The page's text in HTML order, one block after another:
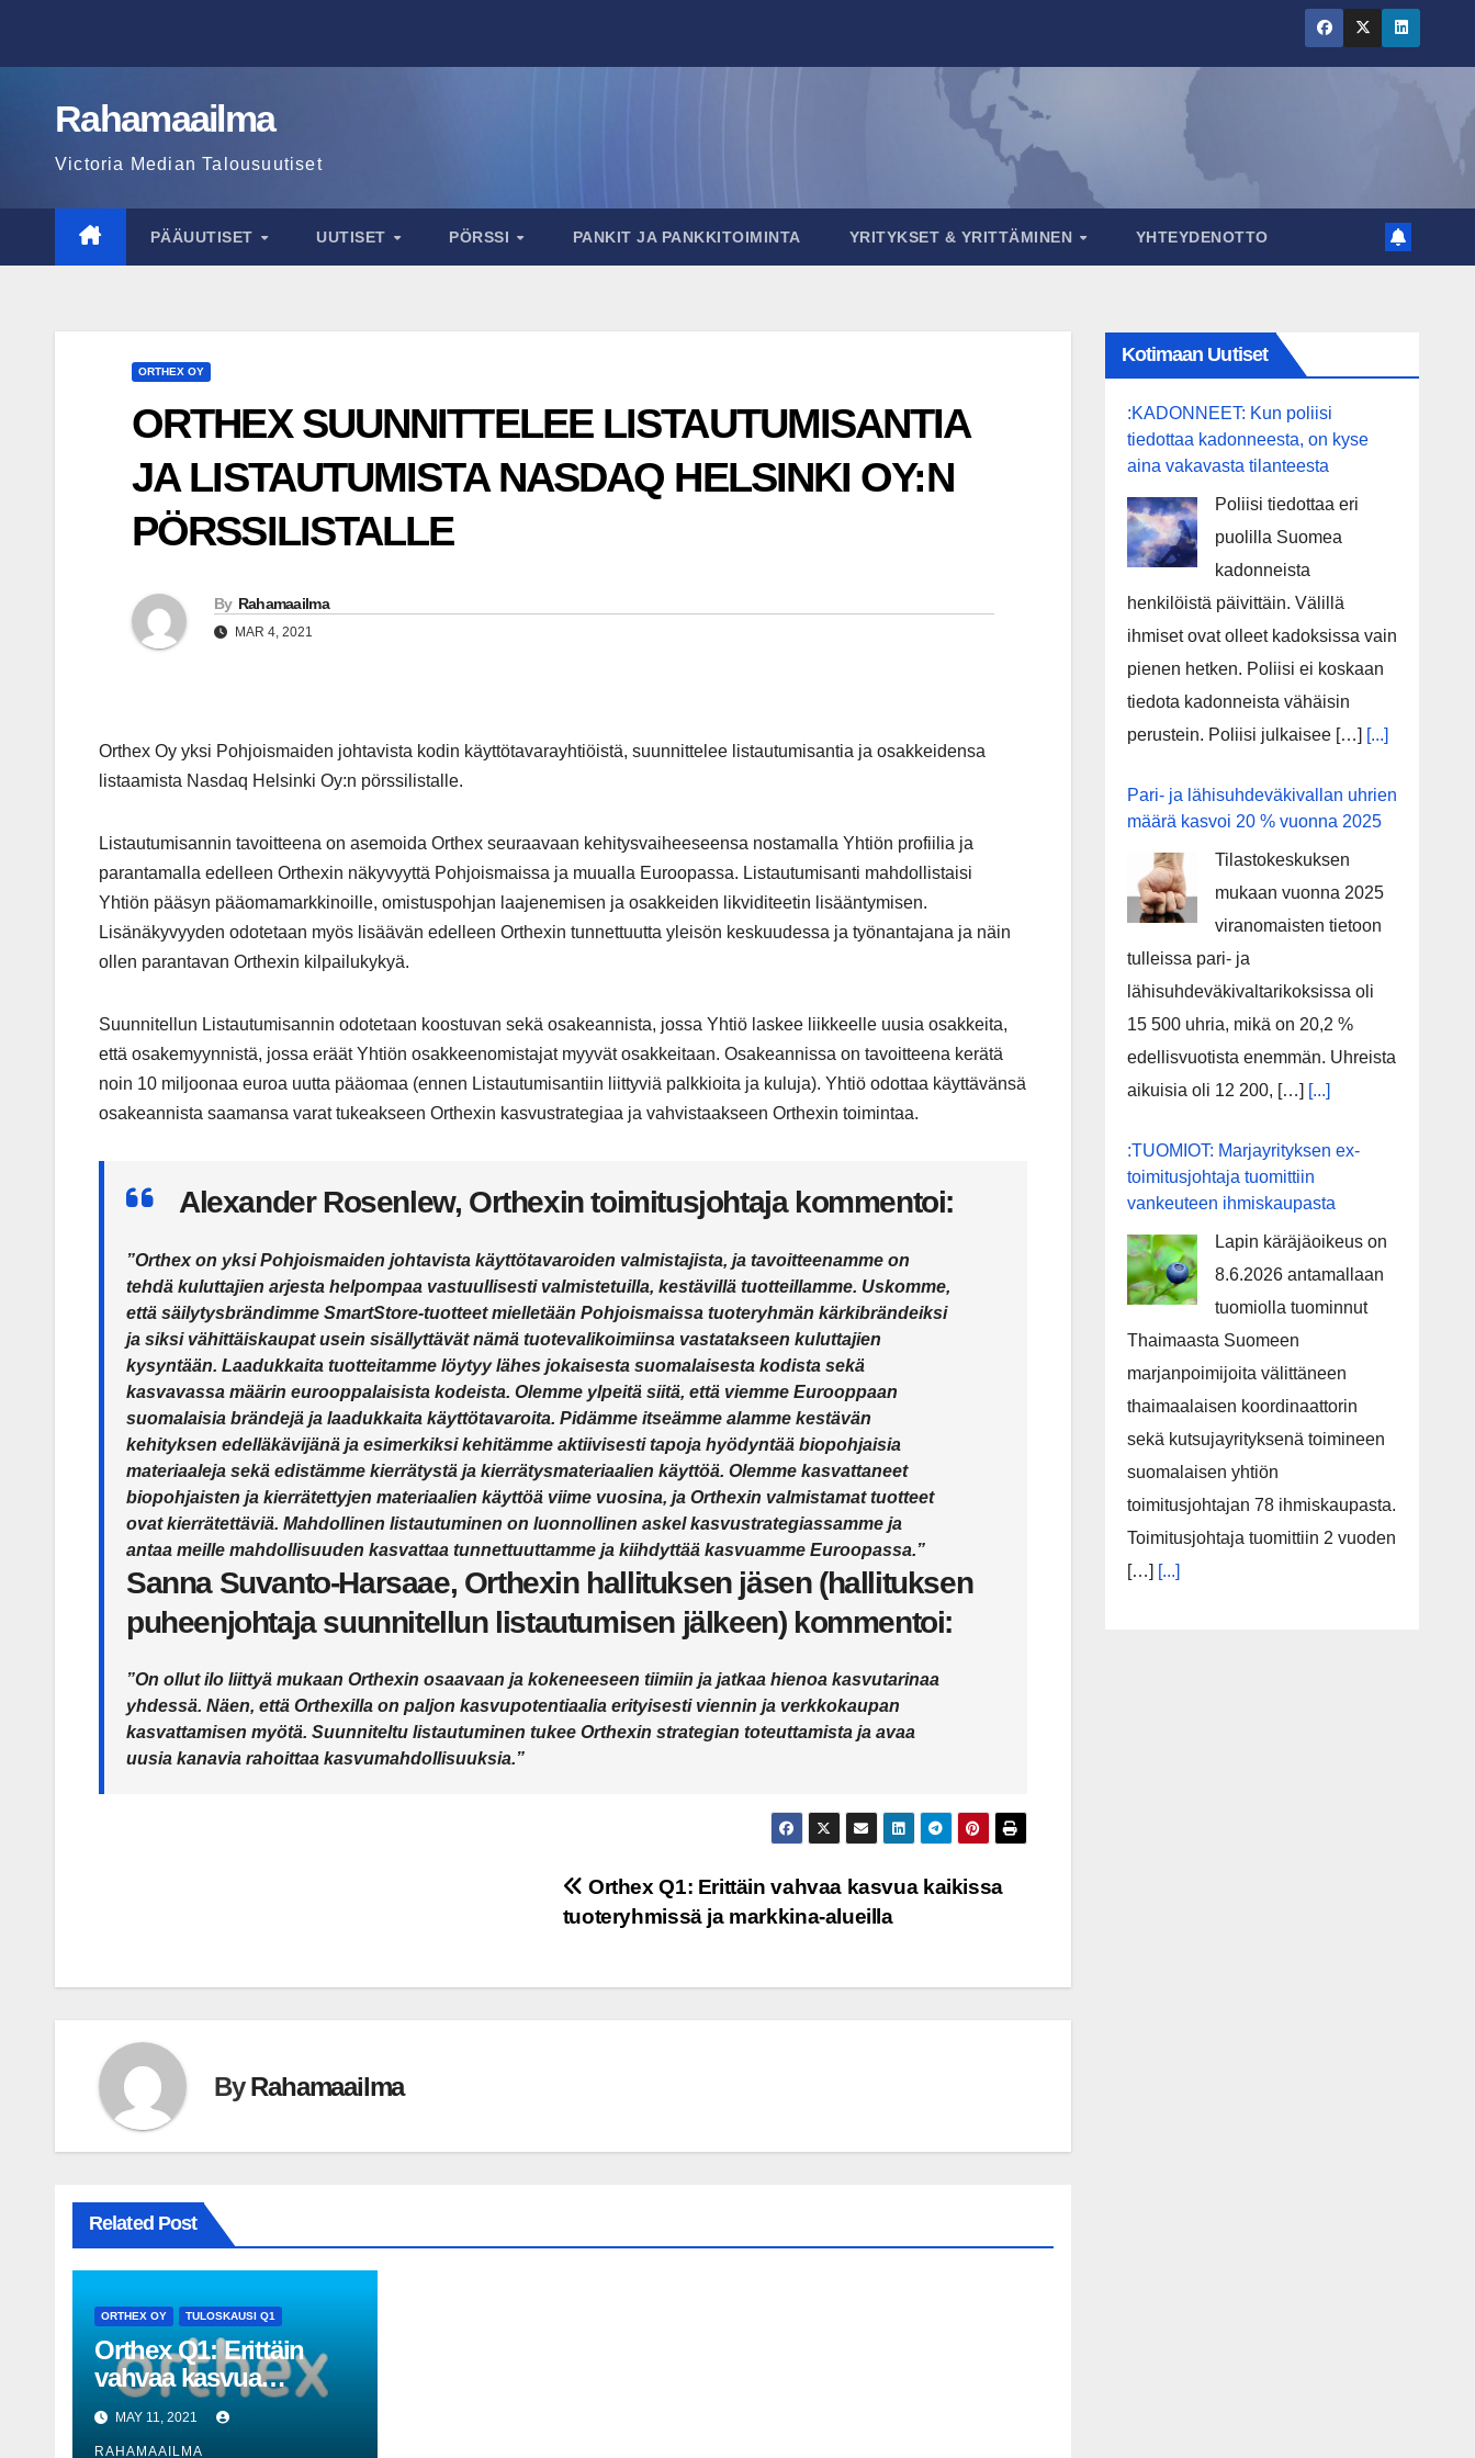
Rahamaailma
Victoria Median Talousuutiset
PÄÄUUTISET UUTISET PÖRSSI PANKIT JA PANKKITOIMINTA YRITYKSET & YRITTÄMINEN YHTEYDENOTTO
ORTHEX OY
ORTHEX SUUNNITTELEE LISTAUTUMISANTIA
JA LISTAUTUMISTA NASDAQ HELSINKI OY:N
PÖRSSILISTALLE
By Rahamaailma
MAR 4, 2021
Orthex Oy yksi Pohjoismaiden johtavista kodin käyttötavarayhtiöistä, suunnittelee listautumisantia ja osakkeidensa
listaamista Nasdaq Helsinki Oy:n pörssilistalle.
Listautumisannin tavoitteena on asemoida Orthex seuraavaan kehitysvaiheeseensa nostamalla Yhtiön profiilia ja
parantamalla edelleen Orthexin näkyvyyttä Pohjoismaissa ja muualla Euroopassa. Listautumisanti mahdollistaisi
Yhtiön pääsyn pääomamarkkinoille, omistuspohjan laajenemisen ja osakkeiden likviditeetin lisääntymisen.
Lisänäkyvyyden odotetaan myös lisäävän edelleen Orthexin tunnettuutta yleisön keskuudessa ja työnantajana ja näin
ollen parantavan Orthexin kilpailukykyä.
Suunnitellun Listautumisannin odotetaan koostuvan sekä osakeannista, jossa Yhtiö laskee liikkeelle uusia osakkeita,
että osakemyynnistä, jossa eräät Yhtiön osakkeenomistajat myyvät osakkeitaan. Osakeannissa on tavoitteena kerätä
noin 10 miljoonaa euroa uutta pääomaa (ennen Listautumisantiin liittyviä palkkioita ja kuluja). Yhtiö odottaa käyttävänsä
osakeannista saamansa varat tukeakseen Orthexin kasvustrategiaa ja vahvistaakseen Orthexin toimintaa.
Alexander Rosenlew, Orthexin toimitusjohtaja kommentoi:
”Orthex on yksi Pohjoismaiden johtavista käyttötavaroiden valmistajista, ja tavoitteenamme on
tehdä kuluttajien arjesta helpompaa vastuullisesti valmistetuilla, kestävillä tuotteillamme. Uskomme,
että säilytysbrändimme SmartStore-tuotteet mielletään Pohjoismaissa tuoteryhmän kärkibrändeiksi
ja siksi vähittäiskaupat usein sisällyttävät nämä tuotevalikoimiinsa vastatakseen kuluttajien
kysyntään. Laadukkaita tuotteitamme löytyy lähes jokaisesta suomalaisesta kodista sekä
kasvavassa määrin eurooppalaisista kodeista. Olemme ylpeitä siitä, että viemme Eurooppaan
suomalaisia brändejä ja laadukkaita käyttötavaroita. Pidämme itseämme alamme kestävän
kehityksen edelläkävijänä ja esimerkiksi kehitämme aktiivisesti tapoja hyödyntää biopohjaisia
materiaaleja sekä edistämme kierrätystä ja kierrätysmateriaalien käyttöä. Olemme kasvattaneet
biopohjaisten ja kierrätettyjen materiaalien käyttöä viime vuosina, ja Orthexin valmistamat tuotteet
ovat kierrätettäviä. Mahdollinen listautuminen on luonnollinen askel kasvustrategiassamme ja
antaa meille mahdollisuuden kasvattaa tunnettuuttamme ja kiihdyttää kasvuamme Euroopassa.”
Sanna Suvanto-Harsaae, Orthexin hallituksen jäsen (hallituksen
puheenjohtaja suunnitellun listautumisen jälkeen) kommentoi:
”On ollut ilo liittyä mukaan Orthexin osaavaan ja kokeneeseen tiimiin ja jatkaa hienoa kasvutarinaa
yhdessä. Näen, että Orthexilla on paljon kasvupotentiaalia erityisesti viennin ja verkkokaupan
kasvattamisen myötä. Suunniteltu listautuminen tukee Orthexin strategian toteuttamista ja avaa
uusia kanavia rahoittaa kasvumahdollisuuksia.”
Orthex Q1: Erittäin vahvaa kasvua kaikissa
tuoteryhmissä ja markkina-alueilla
ByRahamaailma
Related Post
ORTHEX OY TULOSKAUSI Q1
Orthex Q1: Erittäin
vahvaa kasvua
kaikissa tuoteryhmissä
ja markkina-alueilla
MAY 11, 2021
RAHAMAAILMA
Kotimaan Uutiset
:KADONNEET: Kun poliisi
tiedottaa kadonneesta, on kyse
aina vakavasta tilanteesta
Poliisi tiedottaa eri
puolilla Suomea
kadonneista
henkilöistä päivittäin. Välillä
ihmiset ovat olleet kadoksissa vain
pienen hetken. Poliisi ei koskaan
tiedota kadonneista vähäisin
perustein. Poliisi julkaisee […] [...]
Pari- ja lähisuhdeväkivallan uhrien
määrä kasvoi 20 % vuonna 2025
Tilastokeskuksen
mukaan vuonna 2025
viranomaisten tietoon
tulleissa pari- ja
lähisuhdeväkivaltarikoksissa oli
15 500 uhria, mikä on 20,2 %
edellisvuotista enemmän. Uhreista
aikuisia oli 12 200, […] [...]
:TUOMIOT: Marjayrityksen ex-
toimitusjohtaja tuomittiin
vankeuteen ihmiskaupasta
Lapin käräjäoikeus on
8.6.2026 antamallaan
tuomiolla tuominnut
Thaimaasta Suomeen
marjanpoimijoita välittäneen
thaimaalaisen koordinaattorin
sekä kutsujayrityksenä toimineen
suomalaisen yhtiön
toimitusjohtajan 78 ihmiskaupasta.
Toimitusjohtaja tuomittiin 2 vuoden
[…] [...]